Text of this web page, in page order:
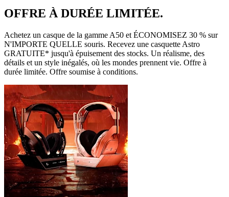
OFFRE À DURÉE LIMITÉE.
Achetez un casque de la gamme A50 et ÉCONOMISEZ 30 % sur
N'IMPORTE QUELLE souris. Recevez une casquette Astro
GRATUITE* jusqu'à épuisement des stocks. Un réalisme, des
détails et un style inégalés, où les mondes prennent vie. Offre à
durée limitée. Offre soumise à conditions.